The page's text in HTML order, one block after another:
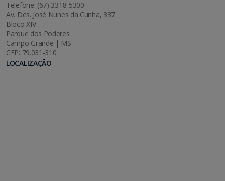
Telefone: (67) 3318-5300
Av. Des. José Nunes da Cunha, 337
Bloco XIV
Parque dos Poderes
Campo Grande | MS
CEP: 79.031-310
LOCALIZAÇÃO